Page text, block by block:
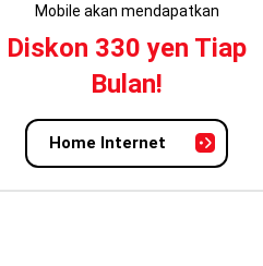
Mobile akan mendapatkan
Diskon 330 yen Tiap
Bulan!
Home Internet